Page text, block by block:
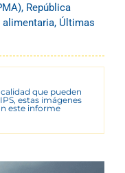
, República
alimentaria, Últimas
que pueden
estas imágenes
este informe